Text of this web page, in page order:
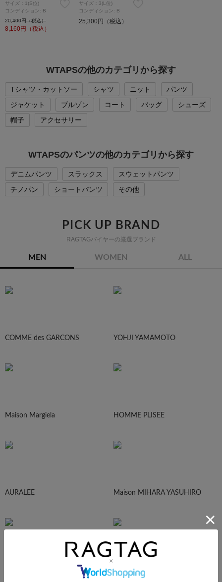
サイズ：1(S位)
コンディション: B
20,400円（税込）
8,160円（税込）
サイズ：3(L位)
コンディション: B
25,300円（税込）
WTAPSの他のカテゴリから探す
Tシャツ・カットソー シャツ ニット
パンツ
ジャケット
ブルゾン コート バッグ
シューズ
帽子
アクセサリー
WTAPSのパンツの他のカテゴリから探す
デニムパンツ スラックス
スウェットパンツ
チノパン
ショートパンツ その他
PICK UP BRAND
RAGTAGバイヤーの厳選ブランド
MEN WOMEN ALL
COMME des GARCONS YOHJI YAMAMOTO
Maison Margiela HOMME PLISEE
AURALEE Maison MIHARA YASUHIRO
UNDERCOVER